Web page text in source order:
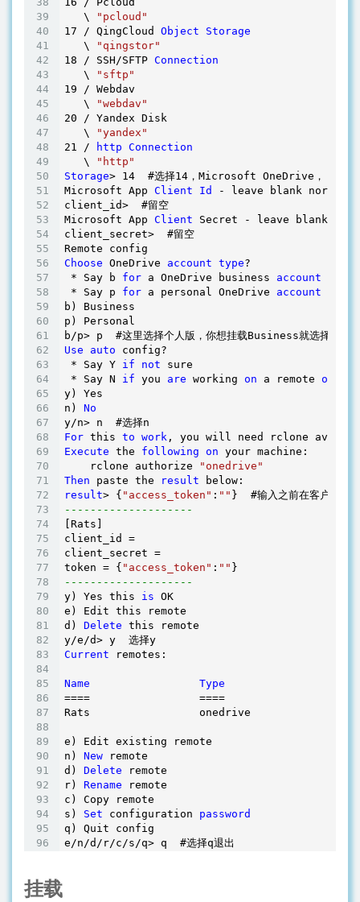
   \
"pcloud"
17 / QingCloud Object
Storage
   \
"qingstor"
18 / SSH/SFTP Connection
   \
"sftp"
19 / Webdav
   \
"webdav"
20 / Yandex Disk
   \
"yandex"
21 / http Connection
   \
"http"
Storage> 14
  #选择
14 ，Microsoft OneDrive，，注意
Microsoft App Client Id
- leave blank
client_id>  #留空
Microsoft App Client Secret - leave blank
client_secret>  #留空
Choose OneDrive account type?
* Say b for a OneDrive business account
* Say p for a personal OneDrive account
b) Business
p) Personal
Use
auto config?
* Say Y if not sure
* Say N if you are working on a remote or
y) Yes
n) No
For this to work , you will need rclone
Execute the following on your machine:
    rclone authorize
"onedrive"
Then paste the result
result> { "access_token" : ""
--------------------
[Rats]
client_id =
client_secret =
token = { "access_token" : ""
--------------------
y) Yes this is OK
e) Edit this remote
d) Delete this remote
Current remotes:
Name
Type
====                 ====
Rats                 onedrive
e) Edit existing remote
n) New remote
d) Delete remote
r) Rename remote
c) Copy remote
s) Set configuration password
q) Quit config
挂载